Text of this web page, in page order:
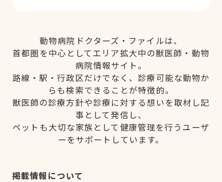
動物病院ドクターズ・ファイルは、
首都圏を中心としてエリア拡大中の獣医師・動物
病院情報サイト。
路線・駅・行政区だけでなく、診療可能な動物か
らも検索できることが特徴的。
獣医師の診療方針や診療に対する想いを取材し記
事として発信し、
ペットも大切な家族として健康管理を行うユーザ
ーをサポートしています。
掲載情報について